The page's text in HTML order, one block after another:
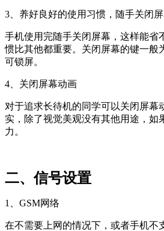
3、养好良好的使用习惯，随手关闭
手机使用完随手关闭屏幕，这样能省
惯比其他都重要。关闭屏幕的键一般
可锁屏。
4、关闭屏幕动画
对于追求长待机的同学可以关闭屏幕
实，除了视觉美观没有其他用途，如
力。
二、信号设置
1、GSM网络
在不需要上网的情况下，或者手机不